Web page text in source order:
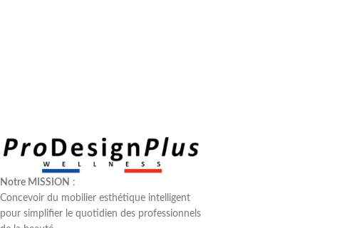
Notre MISSION :
Concevoir du mobilier esthétique intelligent
pour simplifier le quotidien des professionnels